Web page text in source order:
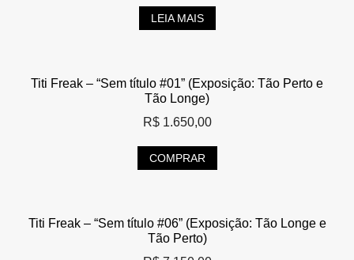
LEIA MAIS
Titi Freak – “Sem título #01” (Exposição: Tão Perto e
Tão Longe)
R$1.650,00
COMPRAR
Titi Freak – “Sem título #06” (Exposição: Tão Longe e
Tão Perto)